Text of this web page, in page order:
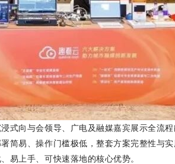
浸式向与会领导、广电及融媒嘉宾展示全流程
简易、操作门槛极低，整套方案完整性与
易上手、可快速落地的核心优势。